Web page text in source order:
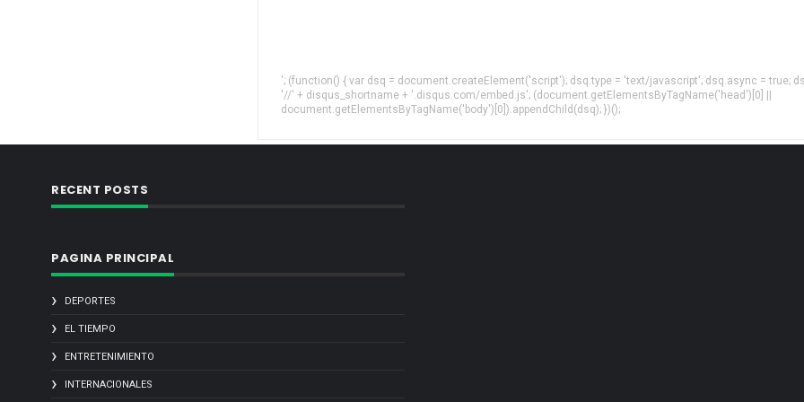
'; (function() { var dsq = document.createElement('script'); dsq.type = 'text/javascript'; dsq.async = true;
'//' + disqus_shortname + '.disqus.com/embed.js'; (document.getElementsByTagName('head')[0] ||
document.getElementsByTagName('body')[0]).appendChild(dsq); })();
RECENT POSTS
PAGINA PRINCIPAL
DEPORTES
EL TIEMPO
ENTRETENIMIENTO
INTERNACIONALES